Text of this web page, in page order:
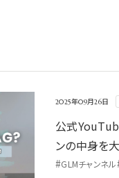
2025年09月26日
公式
ンの中身を
#GLMチャンネル